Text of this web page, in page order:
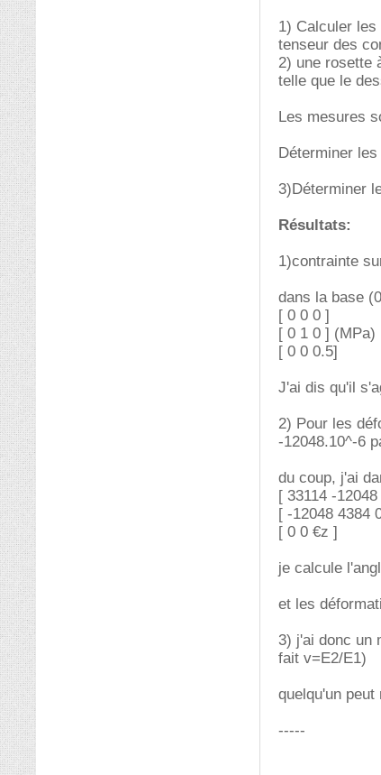
1) Calculer
tenseur des
2) une rosette
telle que le
Les mesures
Déterminer
3)Déterminer
Résultats:
1)contrainte
dans la base
[ 0 0 0 ]
[ 0 1 0 ] (MPa)
[ 0 0 0.5]
J'ai dis qu'il
2) Pour les
-12048.10^-6
du coup, j'ai
[ 33114 -12048
[ -12048 4384
[ 0 0 €z ]
je calcule
et les
3) j'ai donc un
fait v=E2/E1)
quelqu'un
-----